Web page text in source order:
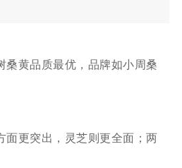
桑黄品质最优，品牌如小周桑
面更突出，灵芝则更全面；两